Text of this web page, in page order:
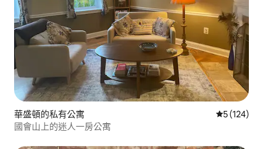
華盛頓的私有公寓 從 124 則
5 (124)
國會山上的迷人一房公寓